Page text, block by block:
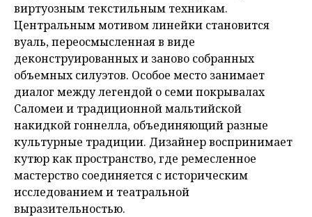
виртуозным текстильным техникам.
Центральным мотивом линейки становится
вуаль, переосмысленная в виде
деконструированных и заново собранных
объемных силуэтов. Особое место занимает
диалог между легендой о семи покрывалах
Саломеи и традиционной мальтийской
накидкой гоннелла, объединяющий разные
культурные традиции. Дизайнер воспринимает
кутюр как пространство, где ремесленное
мастерство соединяется с историческим
исследованием и театральной
выразительностью.